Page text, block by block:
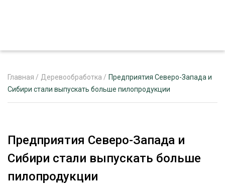
РЕКЛАМОДАТЕЛЯМ
Главная / Деревообработка / Предприятия Северо-Запада и
Сибири стали выпускать больше пилопродукции
Предприятия Северо-Запада и
Сибири стали выпускать больше
пилопродукции